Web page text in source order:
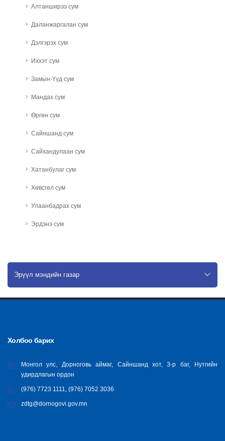
Алтанширээ сум
Даланжаргалан сум
Дэлгэрэх сум
Иххэт сум
Замын-Үүд сум
Мандах сум
Өргөн сум
Сайншанд сум
Сайхандулаан сум
Хатанбулаг сум
Хөвсгөл сум
Улаанбадрах сум
Эрдэнэ сум
Эрүүл мэндийн газар
Холбоо барих
Монгол улс, Дорноговь аймаг, Сайншанд хот, 3-р баг, Нутгийн
удирдлагын ордон
(976) 7723 1111, (976) 7052 3036
zdtg@dornogovi.gov.mn